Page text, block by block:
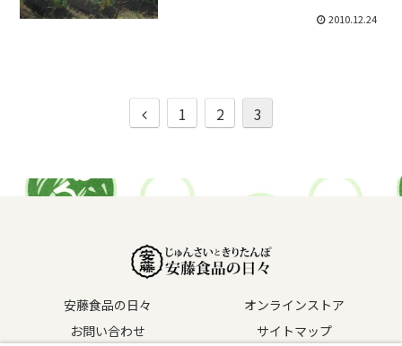
2010.12.24
前
1 2 3
安藤食品の日々
オンラインストア
お問い合わせ
サイトマップ